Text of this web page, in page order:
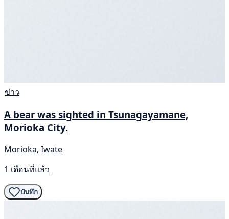
ข่าว
A bear was sighted in Tsunagayamane,
Morioka City.
Morioka, Iwate
1 เดือนที่แล้ว
บันทึก